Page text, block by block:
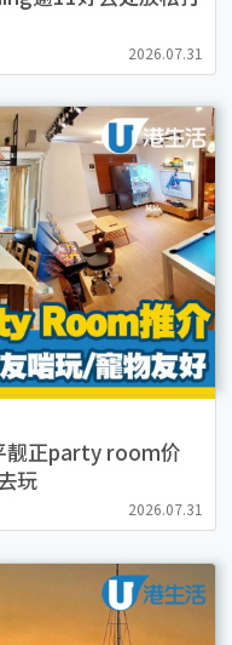
2026.07.31
靓正party room价
玩
2026.07.31